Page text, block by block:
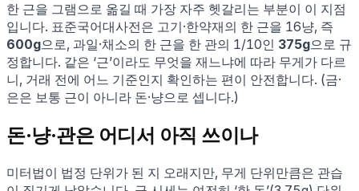
한 근을 그램으로 옮길 때 가장 자주 헷갈리는 부분이 이 지점
입니다. 표준국어대사전은 고기·한약재의 한 근을 16냥, 즉
600g으로, 과일·채소의 한 근을 한 관의 1/10인 375g으로 규
정합니다. 같은 ‘근’이라도 무엇을 재느냐에 따라 무게가 다르
니, 거래 전에 어느 기준인지 확인하는 편이 안전합니다. (금·
은은 보통 근이 아니라 돈·냥으로 셉니다.)
돈·냥·관은 어디서 아직 쓰이나
미터법이 법정 단위가 된 지 오래지만, 무게 단위만큼은 관습